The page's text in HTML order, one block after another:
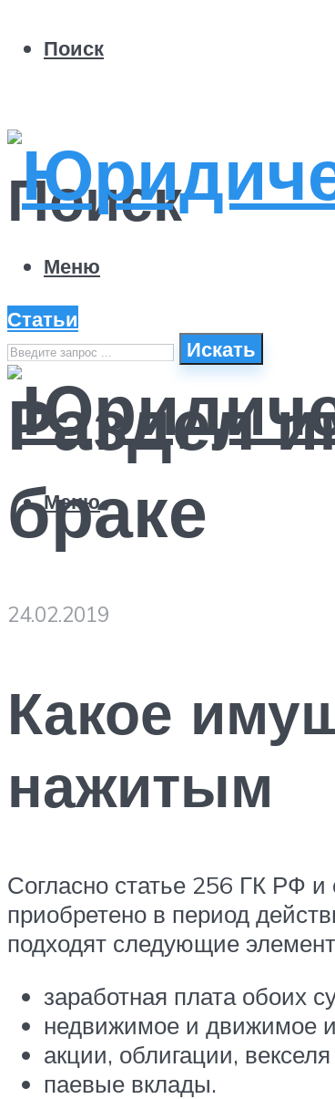
Поиск
Поиск
Искать
Меню
Меню
Статьи
Раздел
браке
24.02.2019
Какое
нажитым
Согласно статье 256 ГК РФ
приобретено в период
подходят следующие
заработная плата обоих
недвижимое и движимое
акции, облигации,
паевые вклады.